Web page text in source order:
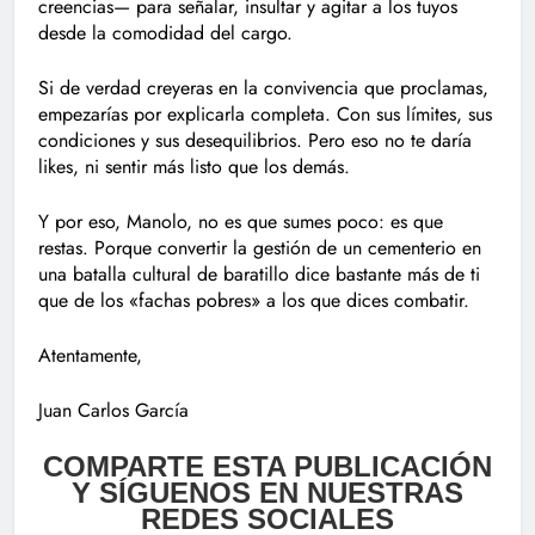
creencias— para señalar, insultar y agitar a los tuyos
desde la comodidad del cargo.
Si de verdad creyeras en la convivencia que proclamas,
empezarías por explicarla completa. Con sus límites, sus
condiciones y sus desequilibrios. Pero eso no te daría
likes, ni sentir más listo que los demás.
Y por eso, Manolo, no es que sumes poco: es que
restas. Porque convertir la gestión de un cementerio en
una batalla cultural de baratillo dice bastante más de ti
que de los «fachas pobres» a los que dices combatir.
Atentamente,
Juan Carlos García
COMPARTE ESTA PUBLICACIÓN
Y SÍGUENOS EN NUESTRAS
REDES SOCIALES